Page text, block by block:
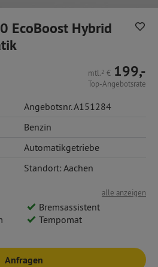
EcoBoost Hybrid
mtl.2 € 199,-
Top-Angebotsrate
Angebotsnr. A151284
Benzin
Automatikgetriebe
Standort: Aachen
alle anzeigen
Bremsassistent
Tempomat
Anfragen